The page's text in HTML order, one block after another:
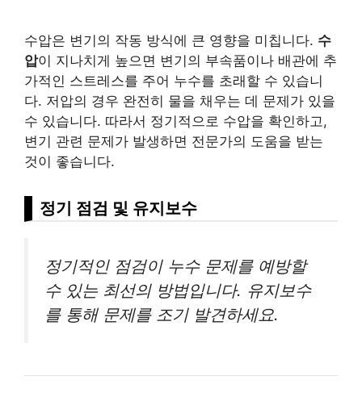
수압은 변기의 작동 방식에 큰 영향을 미칩니다. 수
압이 지나치게 높으면 변기의 부속품이나 배관에 추
가적인 스트레스를 주어 누수를 초래할 수 있습니
다. 저압의 경우 완전히 물을 채우는 데 문제가 있을
수 있습니다. 따라서 정기적으로 수압을 확인하고,
변기 관련 문제가 발생하면 전문가의 도움을 받는
것이 좋습니다.
정기 점검 및 유지보수
정기적인 점검이 누수 문제를 예방할
수 있는 최선의 방법입니다. 유지보수
를 통해 문제를 조기 발견하세요.